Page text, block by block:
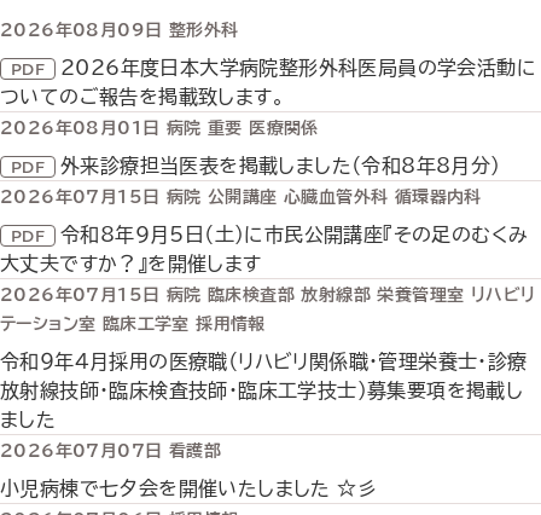
2026年08月09日 整形外科
2026年度日本大学病院整形外科医局員の学会活動に
ついてのご報告を掲載致します。
2026年08月01日 病院 重要 医療関係
外来診療担当医表を掲載しました（令和8年8月分）
2026年07月15日 病院 公開講座 心臓血管外科 循環器内科
令和8年9月5日（土）に市民公開講座『その足のむくみ
大丈夫ですか？』を開催します
2026年07月15日 病院 臨床検査部 放射線部 栄養管理室 リハビリ
テーション室 臨床工学室 採用情報
令和９年４月採用の医療職（リハビリ関係職・管理栄養士・診療
放射線技師・臨床検査技師・臨床工学技士）募集要項を掲載し
ました
2026年07月07日 看護部
小児病棟で七夕会を開催いたしました ☆彡